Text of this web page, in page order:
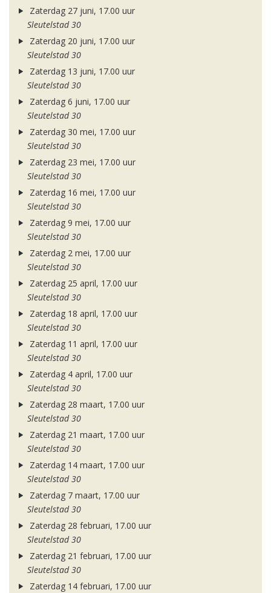
Zaterdag 27 juni, 17.00 uur
Sleutelstad 30
Zaterdag 20 juni, 17.00 uur
Sleutelstad 30
Zaterdag 13 juni, 17.00 uur
Sleutelstad 30
Zaterdag 6 juni, 17.00 uur
Sleutelstad 30
Zaterdag 30 mei, 17.00 uur
Sleutelstad 30
Zaterdag 23 mei, 17.00 uur
Sleutelstad 30
Zaterdag 16 mei, 17.00 uur
Sleutelstad 30
Zaterdag 9 mei, 17.00 uur
Sleutelstad 30
Zaterdag 2 mei, 17.00 uur
Sleutelstad 30
Zaterdag 25 april, 17.00 uur
Sleutelstad 30
Zaterdag 18 april, 17.00 uur
Sleutelstad 30
Zaterdag 11 april, 17.00 uur
Sleutelstad 30
Zaterdag 4 april, 17.00 uur
Sleutelstad 30
Zaterdag 28 maart, 17.00 uur
Sleutelstad 30
Zaterdag 21 maart, 17.00 uur
Sleutelstad 30
Zaterdag 14 maart, 17.00 uur
Sleutelstad 30
Zaterdag 7 maart, 17.00 uur
Sleutelstad 30
Zaterdag 28 februari, 17.00 uur
Sleutelstad 30
Zaterdag 21 februari, 17.00 uur
Sleutelstad 30
Zaterdag 14 februari, 17.00 uur